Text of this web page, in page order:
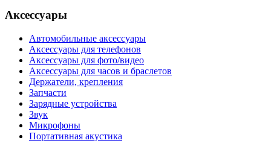
Аксессуары
Автомобильные аксессуары
Аксессуары для телефонов
Аксессуары для фото/видео
Аксессуары для часов и браслетов
Держатели, крепления
Запчасти
Зарядные устройства
Звук
Микрофоны
Портативная акустика